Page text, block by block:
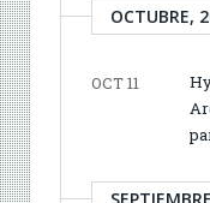
OCTUBRE,
OCT 11